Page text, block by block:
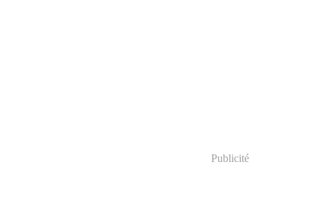
Publicité